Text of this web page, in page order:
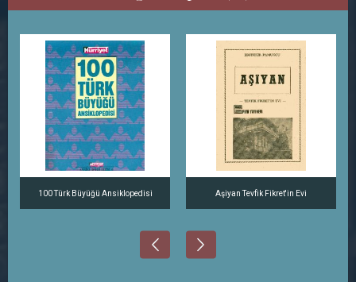
100 Türk Büyüğü Ansiklopedisi Aşiyan Tevfik Fikret'in Evi